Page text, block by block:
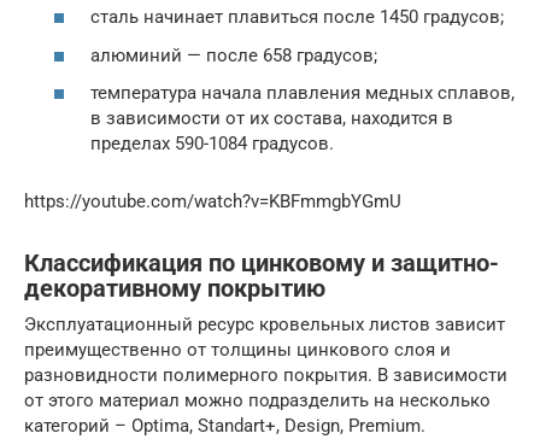
сталь начинает плавиться после 1450 градусов;
алюминий — после 658 градусов;
температура начала плавления медных сплавов,
в зависимости от их состава, находится в
пределах 590-1084 градусов.
https://youtube.com/watch?v=KBFmmgbYGmU
Классификация по цинковому и защитно-
декоративному покрытию
Эксплуатационный ресурс кровельных листов зависит
преимущественно от толщины цинкового слоя и
разновидности полимерного покрытия. В зависимости
от этого материал можно подразделить на несколько
категорий – Optima, Standart+, Design, Premium.